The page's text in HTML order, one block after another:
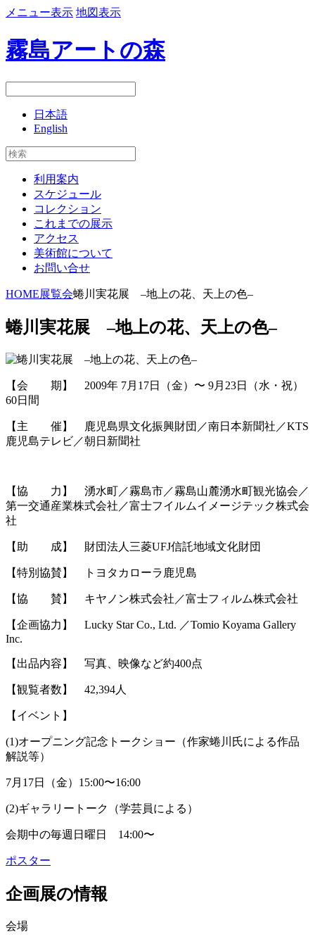
メニュー表示 地図表示
霧島アートの森
日本語
English
利用案内
スケジュール
コレクション
これまでの展示
アクセス
美術館について
お問い合せ
HOME展覧会蜷川実花展 –地上の花、天上の色–
蜷川実花展 –地上の花、天上の色–
【会 期】 2009年 7月17日（金）〜 9月23日（水・祝）
60日間
【主 催】 鹿児島県文化振興財団／南日本新聞社／KTS
鹿児島テレビ／朝日新聞社
【協 力】 湧水町／霧島市／霧島山麓湧水町観光協会／
第一交通産業株式会社／富士フイルムイメージテック株式会
社
【助 成】 財団法人三菱UFJ信託地域文化財団
【特別協賛】 トヨタカローラ鹿児島
【協 賛】 キヤノン株式会社／富士フィルム株式会社
【企画協力】 Lucky Star Co., Ltd. ／Tomio Koyama Gallery
Inc.
【出品内容】 写真、映像など約400点
【観覧者数】 42,394人
【イベント】
(1)オープニング記念トークショー（作家蜷川氏による作品
解説等）
7月17日（金）15:00〜16:00
(2)ギャラリートーク（学芸員による）
会期中の毎週日曜日 14:00〜
ポスター
企画展の情報
会場